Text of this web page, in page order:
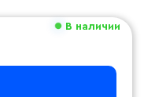
В наличии